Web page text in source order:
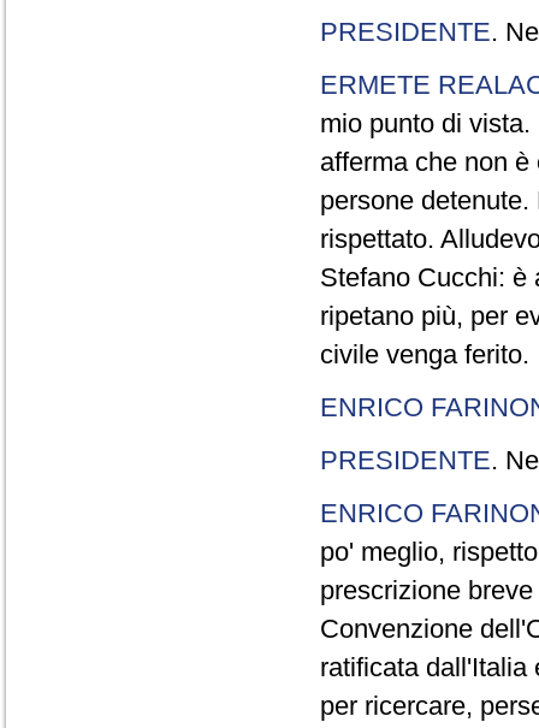
PRESIDENTE.
ERMETE
mio punto di
afferma che non
persone
rispettato.
Stefano Cucchi: è
ripetano più, per
civile venga ferito.
ENRICO
PRESIDENTE.
ENRICO
po' meglio,
prescrizione
Convenzione
ratificata dall'Italia
per ricercare,